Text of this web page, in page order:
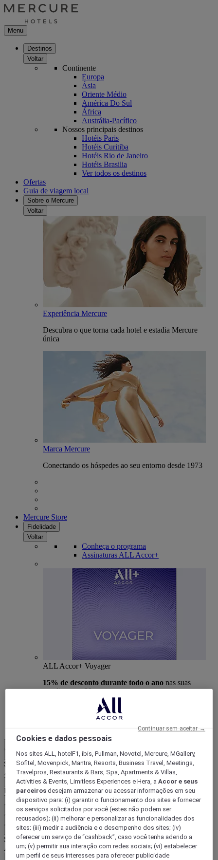
Menu
Destinos
Voltar
Continente
Europa
Ásia
Oriente Médio
América Do Sul
África
Austrália-Pacífico
Nossos principais destinos
Hotéis Paris
Hotéis Curitiba
Hotéis Rio de Janeiro
Hotéis Brasilia
Ver todos os destinos
Ofertas
Guia de viagem local
Sobre o Mercure
Voltar
Experiência Mercure
Descubra o que torna cada hotel e estadia Mercure
única
Marca Mercure
Conectando os hóspedes ao seu entorno desde 1973
Mercure Store
Fidelidade
Voltar
Conheça o programa
Assinaturas ALL Accor+
ALL Accor+ Voyager
15% de desconto durante todo o ano nas suas
estadias em +30 marcas
Voltar
Selecione seu país e idioma abaixo
Área geográfica
País/região-idioma
Confirmar meu país e idioma
EUR (€)
Voltar
Selecione sua moeda abaixo
Área geográfica
Cookies e dados pessoais
Nos sites ALL, hotelF1, ibis, Pullman, Novotel, Mercure, MGallery,
Sofitel, Movenpick, Mantra, Resorts, Business Travel, Meetings,
Travelpros, Restaurants & Bars, Spa, Apartments & Villas,
Activities & Events, Limitless Experiences e Hera, aAccor e seus
parceiros desejam armazenar ou acessar informações em seu
dispositivo para: (i) garantir o funcionamento dos sites e fornecer
os serviços solicitados por você (estes não podem ser
recusados); (ii) melhorar e personalizar as funcionalidades dos
sites; (iii) medir a audiência e o desempenho dos sites; (iv)
oferecer um serviço de “cashback”, caso você tenha aderido a
um; (v) permitir sua interação com redes sociais; (vi) estabelecer
um perfil de seus interesses para oferecer publicidade
Continuar sem aceitar →